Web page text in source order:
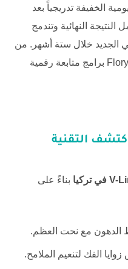
الخفيفة تدريجياً بعد
النتيجة النهائية وتندمج
الجديد خلال ستة أشهر. من
برامج متابعة رقمية
التقنية
بناءً على
الدهون مع نحت العظم.
الفك لتنعيم الملامح.